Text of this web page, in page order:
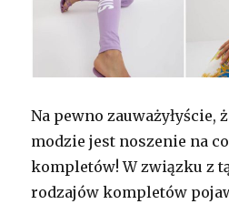
Na pewno zauważyłyście,
modzie jest noszenie na
kompletów! W związku z
rodzajów kompletów